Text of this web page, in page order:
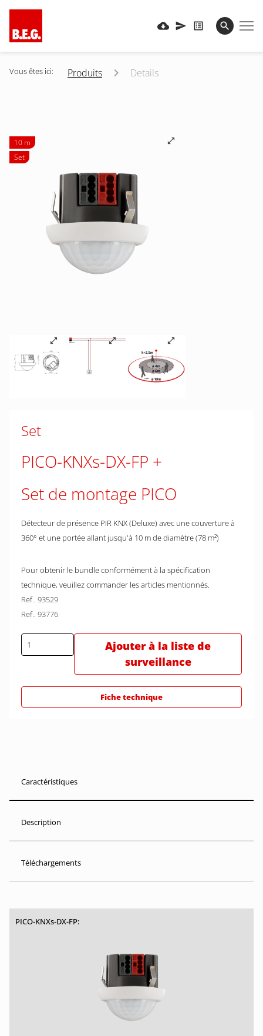
Vous êtes ici: Produits Details
10 m
Set
Set
PICO-KNXs-DX-FP
Set de montage PICO
Détecteur de présence PIR KNX (Deluxe) avec une couverture à
360° et une portée allant jusqu'à 10 m de diamètre (78 m²)
Pour obtenir le bundle conformément à la spécification
technique, veuillez commander les articles mentionnés.
Ref.. 93529
Ref.. 93776
Ajouter à la liste de
surveillance
Fiche technique
Caractéristiques
Description
Téléchargements